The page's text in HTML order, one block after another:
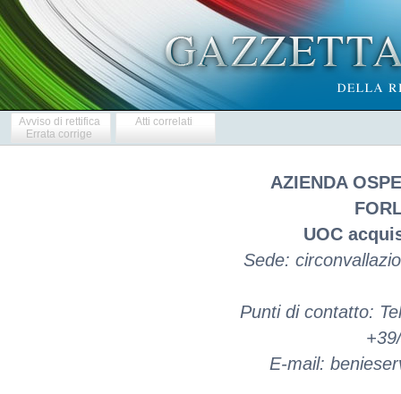
Avviso di rettifica
Errata corrige
Atti correlati
AZIENDA
UOC
Sede:
Punti di contatto:
E-mail: